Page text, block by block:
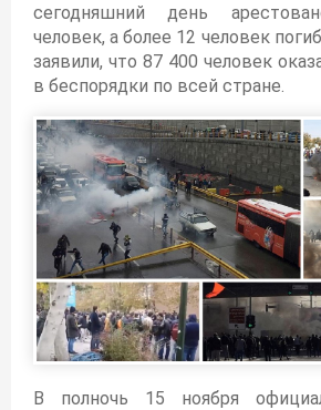
сегодняшний день
человек, а более 12 человек
заявили, что 87 400 человек
в беспорядки по всей стране.
В полночь 15 ноября